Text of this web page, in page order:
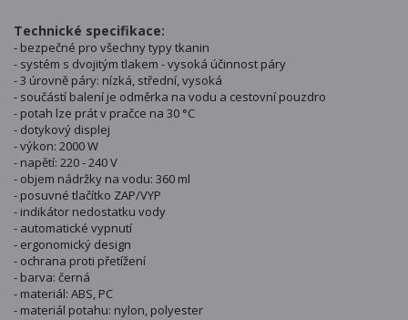
Technické specifikace:
- bezpečné pro všechny typy tkanin
- systém s dvojitým tlakem - vysoká účinnost páry
- 3 úrovně páry: nízká, střední, vysoká
- součástí balení je odměrka na vodu a cestovní pouzdro
- potah lze prát v pračce na 30 °C
- dotykový displej
- výkon: 2000 W
- napětí: 220 - 240 V
- objem nádržky na vodu: 360 ml
- posuvné tlačítko ZAP/VYP
- indikátor nedostatku vody
- automatické vypnutí
- ergonomický design
- ochrana proti přetížení
- barva: černá
- materiál: ABS, PC
- materiál potahu: nylon, polyester